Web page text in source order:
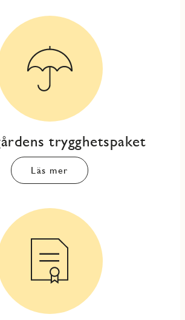
trygghetspaket
Läs mer